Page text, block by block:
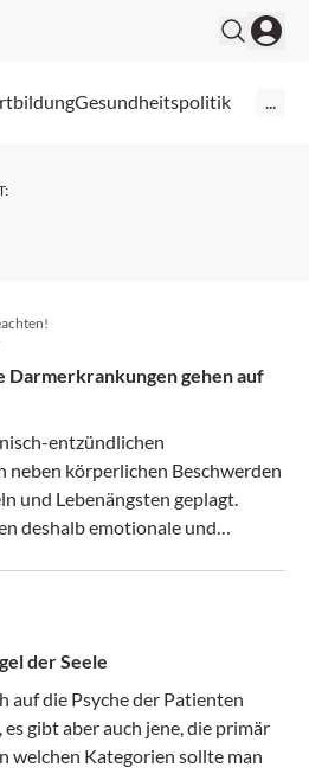
Gesundheitspolitik ...
:
Darmerkrankungen gehen auf
entzündlichen
neben körperlichen Beschwerden
und Lebenängsten geplagt.
deshalb emotionale und
der Seele
auf die Psyche der Patienten
gibt aber auch jene, die primär
welchen Kategorien sollte man